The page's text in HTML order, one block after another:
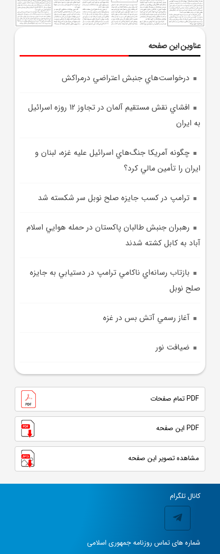
عناوین این صفحه
درخواست‌هاي جنبش اعتراضي درمراکش
افشاي نقش مستقيم آلمان در تجاوز 12 روزه اسرائيل
به ايران
چگونه آمريکا جنگ‌هاي اسرائيل عليه غزه، لبنان و
ايران را تأمين مالي کرد؟
ترامپ در کسب جايزه صلح نوبل سر شکسته شد
رهبران جنبش طالبان پاکستان در حمله هوايي اسلام
آباد به کابل کشته شدند
بازتاب رسانه‌اي ناکامي ترامپ در دستيابي به جايزه
صلح نوبل
آغاز رسمي آتش بس در غزه
ضيافت نور
PDF تمام صفحات
PDF این صفحه
مشاهده تصویر این صفحه
کانال تلگرام
شماره های تماس روزنامه جمهوری اسلامی